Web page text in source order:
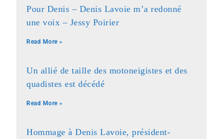
Pour Denis – Denis Lavoie m’a redonné
une voix – Jessy Poirier
Read More »
Un allié de taille des motoneigistes et des
quadistes est décédé
Read More »
Hommage à Denis Lavoie, président-